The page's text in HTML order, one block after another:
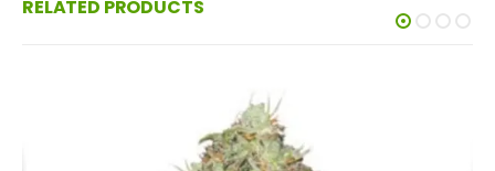
RELATED PRODUCTS